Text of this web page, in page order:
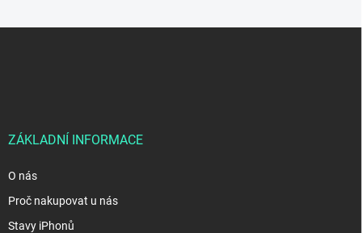
ZÁKLADNÍ INFORMACE
O nás
Proč nakupovat u nás
Stavy iPhonů